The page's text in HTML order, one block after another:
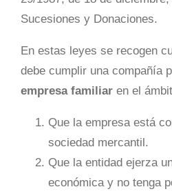
Sucesiones y Donaciones.
En estas leyes se recogen
debe cumplir una compañía
empresa familiar en el
Que la empresa está
sociedad mercantil.
Que la entidad ejerza
económica y no tenga